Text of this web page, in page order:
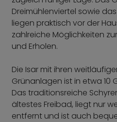
Dreimühlenviertel sowie
liegen praktisch vor der
zahlreiche Möglichkeiten
und Erholen.
Die Isar mit ihren
Grünanlagen ist in etwa 10
Das traditionsreiche
ältestes Freibad, liegt nur
entfernt und ist auch